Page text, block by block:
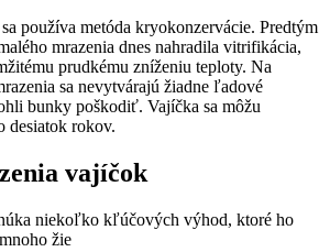
používa metóda kryokonzervácie. Predtým
mrazenia dnes nahradila vitrifikácia,
prudkému zníženiu teploty. Na
sa nevytvárajú žiadne ľadové
bunky poškodiť. Vajíčka sa môžu
desiatok rokov.
vajíčok
niekoľko kľúčových výhod, ktoré ho
žie